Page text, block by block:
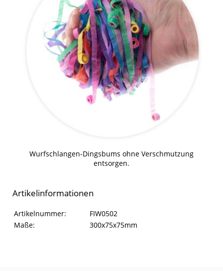
Wurfschlangen-Dingsbums ohne Verschmutzung
entsorgen.
Artikelinformationen
Artikelinformationen
Eigenschaft Wert
Artikelnummer:
FIW0502
Maße:
300x75x75mm